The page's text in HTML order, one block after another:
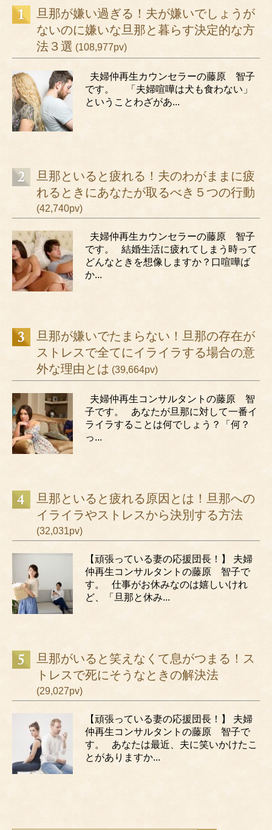
旦那が嫌い過ぎる！夫が嫌いでしょうが
ないのに嫌いな旦那と暮らす決定的な方
法３選 (108,977pv)
夫婦仲再生カウンセラーの藤原 智子
です。 「夫婦喧嘩は犬も食わない」
ということわざがあ...
旦那といると疲れる！夫のわがままに疲
れるときにあなたが取るべき５つの行動
(42,740pv)
夫婦仲再生カウンセラーの藤原 智子
です。 結婚生活に疲れてしまう時って
どんなときを想像しますか？口喧嘩ば
か...
旦那が嫌いでたまらない！旦那の存在が
ストレスで全てにイライラする場合の意
外な理由とは (39,664pv)
夫婦仲再生コンサルタントの藤原 智
子です。 あなたが旦那に対して一番イ
ライラすることは何でしょう？「何？
っ...
旦那といると疲れる原因とは！旦那への
イライラやストレスから決別する方法
(32,031pv)
【頑張っている妻の応援団長！】 夫婦
仲再生コンサルタントの藤原 智子で
す。 仕事がお休みなのは嬉しいけれ
ど、「旦那と休み...
旦那がいると笑えなくて息がつまる！ス
トレスで死にそうなときの解決法
(29,027pv)
【頑張っている妻の応援団長！】 夫婦
仲再生コンサルタントの藤原 智子で
す。 あなたは最近、夫に笑いかけたこ
とがありますか...